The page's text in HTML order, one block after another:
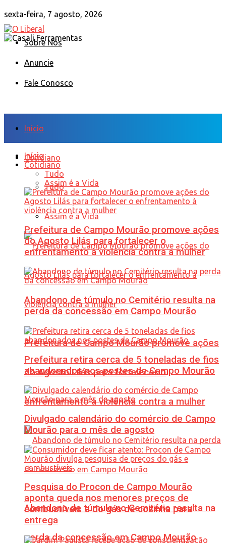
sexta-feira, 7 agosto, 2026
Sobre Nós
Anuncie
Fale Conosco
Início
Cotidiano
Tudo
Assim é a Vida
Prefeitura de Campo Mourão promove ações
do Agosto Lilás para fortalecer o
enfrentamento à violência contra a mulher
Abandono de túmulo no Cemitério resulta na
perda da concessão em Campo Mourão
Início
Cotidiano
Tudo
Assim é a Vida
Prefeitura de Campo Mourão promove ações
do Agosto Lilás para fortalecer o
enfrentamento à violência contra a mulher
Abandono de túmulo no Cemitério resulta na
perda da concessão em Campo Mourão
Prefeitura retira cerca de 5 toneladas de fios
abandonados nos postes de Campo Mourão
Divulgado calendário do comércio de Campo
Mourão para o mês de agosto
Pesquisa do Procon de Campo Mourão
aponta queda nos menores preços de
combustíveis e do gás de cozinha para
entrega